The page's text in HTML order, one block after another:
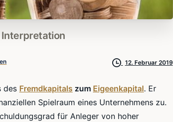
Interpretation
12. Februar 2019
des Fremdkapitals zum Eigeenkapital. Er
Spielraum eines Unternehmens zu.
für Anleger von hoher